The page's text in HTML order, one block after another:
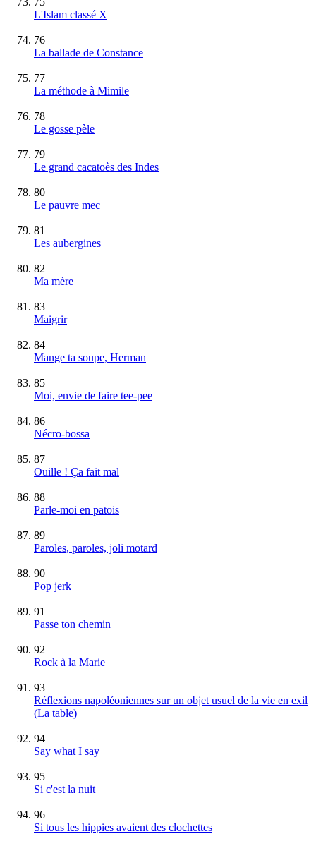
L'Islam classé X
76
La ballade de Constance
77
La méthode à Mimile
78
Le gosse pèle
79
Le grand cacatoès des Indes
80
Le pauvre mec
81
Les aubergines
82
Ma mère
83
Maigrir
84
Mange ta soupe, Herman
85
Moi, envie de faire tee-pee
86
Nécro-bossa
87
Ouille ! Ça fait mal
88
Parle-moi en patois
89
Paroles, paroles, joli motard
90
Pop jerk
91
Passe ton chemin
92
Rock à la Marie
93
Réflexions napoléoniennes sur un objet usuel de la vie en exil
(La table)
94
Say what I say
95
Si c'est la nuit
96
Si tous les hippies avaient des clochettes